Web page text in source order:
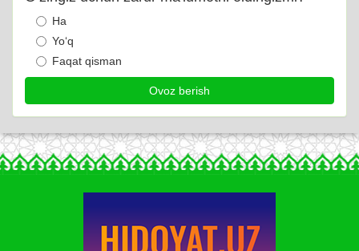
Ha
Yo‘q
Faqat qisman